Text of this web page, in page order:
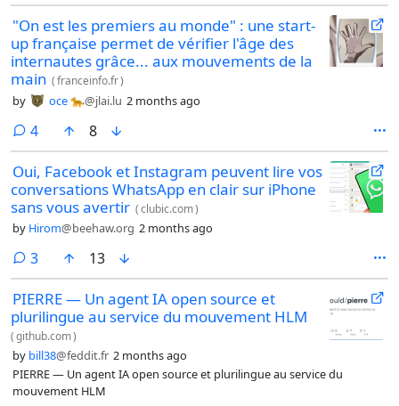
"On est les premiers au monde" : une start-
up française permet de vérifier l'âge des
internautes grâce... aux mouvements de la
main (franceinfo.fr)
by oce 🐆@jlai.lu 2 months ago
4comments
8
Oui, Facebook et Instagram peuvent lire vos
conversations WhatsApp en clair sur iPhone
sans vous avertir (clubic.com)
by Hirom@beehaw.org 2 months ago
3comments
13
PIERRE — Un agent IA open source et
plurilingue au service du mouvement HLM
(github.com)
by bill38@feddit.fr 2 months ago
PIERRE — Un agent IA open source et plurilingue au service du
mouvement HLM